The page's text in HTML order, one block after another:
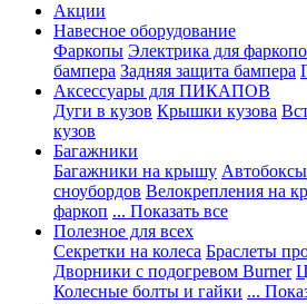
Акции
Навесное оборудование
Фаркопы Электрика для
бампера Задняя защита бампера
Аксессуары для ПИКАПОВ
Дуги в кузов Крышки кузова
кузов
Багажники
Багажники на крышу Автобоксы
сноубордов Велокрепления на
фаркоп ... Показать все
Полезное для всех
Секретки на колеса Браслеты
Дворники с подогревом Burner
Колесные болты и гайки ...